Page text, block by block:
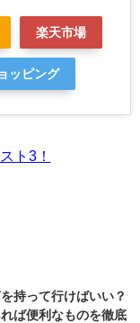
楽天市場
ッピング
ト3！
持って行けばいい？
ば便利なものを徹底